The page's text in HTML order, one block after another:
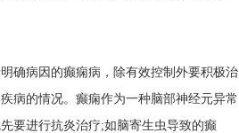
确病因的癫痫病，除有效控制外要积极治
病的情况。癫痫作为一种脑部神经元异常
要进行抗炎治疗;如脑寄生虫导致的癫